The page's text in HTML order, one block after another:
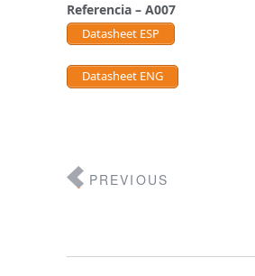
Referencia – A007
Datasheet ESP
Datasheet ENG
PREVIOUS